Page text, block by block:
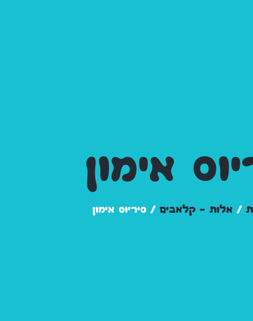
אימון
/ אלות – קלאבים/ סיריוס אימון